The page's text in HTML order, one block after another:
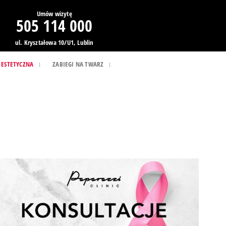
Umów wizytę
505 114 000
ul. Kryształowa 10/U1, Lublin
ZABIEGI NA TWARZ